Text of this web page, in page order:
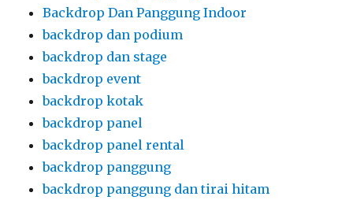
Backdrop Dan Panggung Indoor
backdrop dan podium
backdrop dan stage
backdrop event
backdrop kotak
backdrop panel
backdrop panel rental
backdrop panggung
backdrop panggung dan tirai hitam